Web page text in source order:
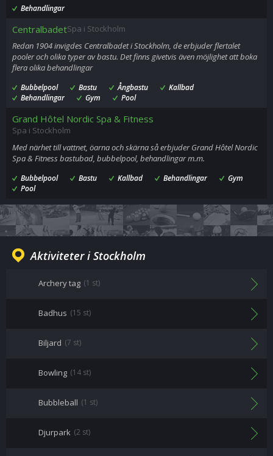
Behandlingar
CentralbadetSpa i Stockholm
Redan 1904 invigdes Centralbadet i Stockholm, de erbjuder flertalet
pooler och olika typer av bastu. Det finns givetvis även möjlighet att boka
flera olika behandlingar
Bubbelpool Bastu Ångbastu
Kallbad
Behandlingar
Gym Pool
Grand Hôtel Nordic Spa & Fitness
Spa i Stockholm
Med närhet till vattnet, öarna och skärna så erbjuder Grand Hôtel Nordic
Spa & Fitness bastubad, bubbelpool, behandlingar m.m.
Bubbelpool Bastu Kallbad Behandlingar
Gym
Pool
Aktiviteter i Stockholm
Archery tag (1 st)
Badhus (15 st)
Biljard (7 st)
Bowling (14 st)
Bubbleball (1 st)
Djurpark (2 st)